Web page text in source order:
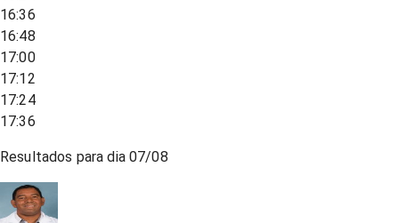
16:36
16:48
17:00
17:12
17:24
17:36
Resultados para dia07/08